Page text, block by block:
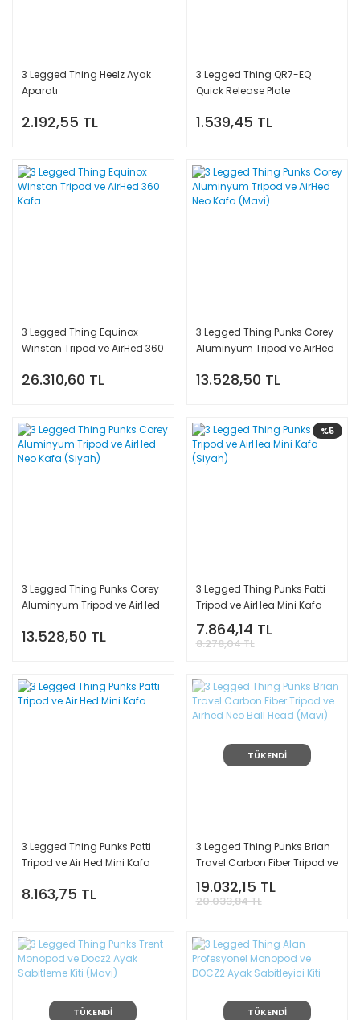
3 Legged Thing Heelz Ayak
Aparatı
2.192,55 TL
3 Legged Thing QR7-EQ
Quick Release Plate
1.539,45 TL
3 Legged Thing Equinox
Winston Tripod ve AirHed 360
26.310,60 TL
3 Legged Thing Punks Corey
Aluminyum Tripod ve AirHed
13.528,50 TL
3 Legged Thing Punks Corey
Aluminyum Tripod ve AirHed
13.528,50 TL
%5
3 Legged Thing Punks Patti
Tripod ve AirHea Mini Kafa
(Siyah)
7.864,14 TL
8.278,04 TL
3 Legged Thing Punks Patti
Tripod ve Air Hed Mini Kafa
8.163,75 TL
TÜKENDİ
3 Legged Thing Punks Brian
Travel Carbon Fiber Tripod ve
Airhed Neo Ball Head (Mavi)
19.032,15 TL
20.033,84 TL
TÜKENDİ TÜKENDİ